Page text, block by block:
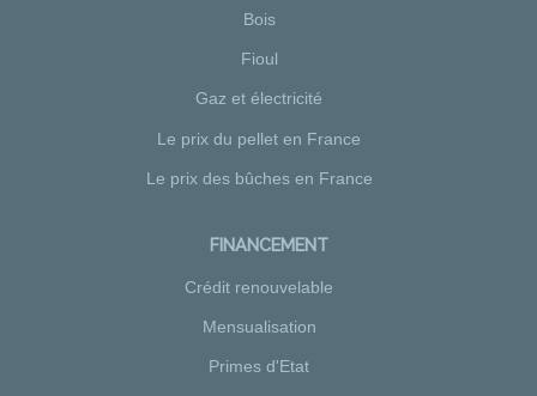
Bois
Fioul
Gaz et électricité
Le prix du pellet en France
Le prix des bûches en France
FINANCEMENT
Crédit renouvelable
Mensualisation
Primes d'Etat